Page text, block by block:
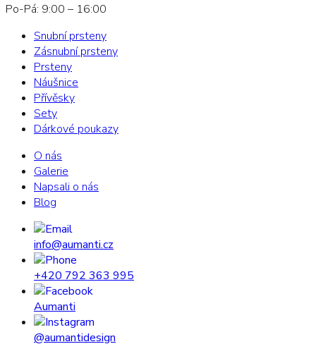
Po-Pá: 9:00 – 16:00
Snubní prsteny
Zásnubní prsteny
Prsteny
Náušnice
Přívěsky
Sety
Dárkové poukazy
O nás
Galerie
Napsali o nás
Blog
info@aumanti.cz
+420 792 363 995
Aumanti
@aumantidesign